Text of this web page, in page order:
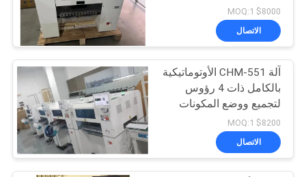
خريطة
الموقع
سياسة
الخصوصية
تغذية SMT
21
$8000 MOQ:1
الاتصال
آلة CHM-551 الأوتوماتيكية
بالكامل ذات 4 رؤوس
لتجميع ووضع المكونات
0201، تغيير تلقائي
للفوهات
$8200 MOQ:1
الاتصال